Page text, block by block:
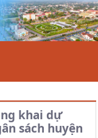
khai dự
sách huyện